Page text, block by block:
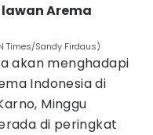
Arema
Times/Sandy Firdaus)
akan menghadapi
Indonesia di
Minggu
di peringkat